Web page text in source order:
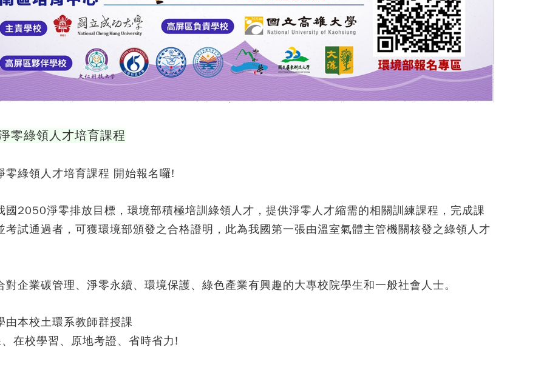
零綠領人才培育課程
零綠領人才培育課程 開始報名囉!
國2050淨零排放目標，環境部積極培訓綠領人才，提供淨零人才縮需的相關訓練課程，完成課
考試通過者，可獲環境部頒發之合格證明，此為我國第一張由溫室氣體主管機關核發之綠領人才
對企業碳管理、淨零永續、環境保護、綠色產業有興趣的大專校院學生和一般社會人士。
由本校土環系教師群授課
在校學習、原地考證、省時省力!